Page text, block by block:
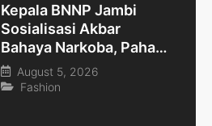
Kepala BNNP Jambi
Sosialisasi Akbar
Bahaya Narkoba, Paham
IRETT, TCC dan
Perundungan di Bungo
August 5, 2026
Fashion